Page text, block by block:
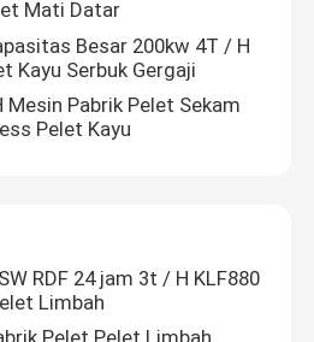
Mati Datar
Besar 200kw 4T / H
Kayu Serbuk Gergaji
Pabrik Pelet Sekam
Pelet Kayu
RDF 24 jam 3t / H KLF880
Limbah